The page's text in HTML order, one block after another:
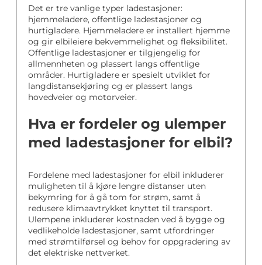
Det er tre vanlige typer ladestasjoner:
hjemmeladere, offentlige ladestasjoner og
hurtigladere. Hjemmeladere er installert hjemme
og gir elbileiere bekvemmelighet og fleksibilitet.
Offentlige ladestasjoner er tilgjengelig for
allmennheten og plassert langs offentlige
områder. Hurtigladere er spesielt utviklet for
langdistansekjøring og er plassert langs
hovedveier og motorveier.
Hva er fordeler og ulemper
med ladestasjoner for elbil?
Fordelene med ladestasjoner for elbil inkluderer
muligheten til å kjøre lengre distanser uten
bekymring for å gå tom for strøm, samt å
redusere klimaavtrykket knyttet til transport.
Ulempene inkluderer kostnaden ved å bygge og
vedlikeholde ladestasjoner, samt utfordringer
med strømtilførsel og behov for oppgradering av
det elektriske nettverket.